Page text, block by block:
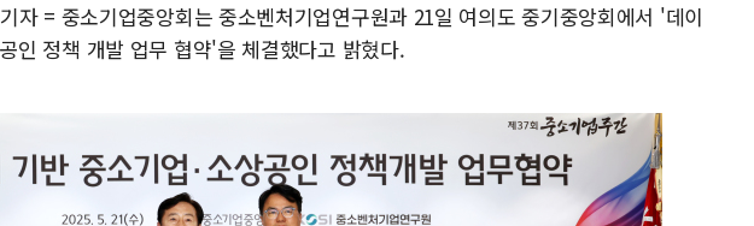
[인도증시] 중동 불안 속 유가 상승에 소폭 하락...
황희 '폐버스 청년주택' SNS 글 역풍에 "정부정책
사우디·튀르키예·파키스탄, '공동방위협정'
신길동 신축도 3.3㎡당 7250만원…써밋 클라비
용산공원·그린벨트로 또 충돌…반복되는 국토
자 = 중소기업중앙회는 중소벤처기업연구원과 21일 여의도 중기중앙회에서 '데이
인 정책 개발 업무 협약'을 체결했다고 밝혔다.